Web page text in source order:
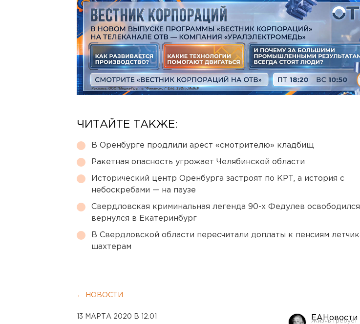
ЧИТАЙТЕ ТАКЖЕ:
В Оренбурге продлили арест «смотрителю» кладбищ
Ракетная опасность угрожает Челябинской области
Исторический центр Оренбурга застроят по КРТ, а история с
небоскребами — на паузе
Свердловская криминальная легенда 90-х Федулев
вернулся в Екатеринбург
В Свердловской области пересчитали доплаты к пенсиям
шахтерам
← НОВОСТИ
13 МАРТА 2020 В 12:01 ЕАНовости